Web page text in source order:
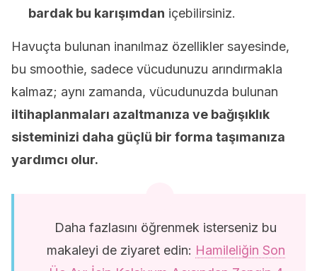
bardak bu karışımdan içebilirsiniz.
Havuçta bulunan inanılmaz özellikler sayesinde,
bu smoothie, sadece vücudunuzu arındırmakla
kalmaz; aynı zamanda, vücudunuzda bulunan
iltihaplanmaları azaltmanıza ve bağışıklık
sisteminizi daha güçlü bir forma taşımanıza
yardımcı olur.
Daha fazlasını öğrenmek isterseniz bu
makaleyi de ziyaret edin: Hamileliğin Son